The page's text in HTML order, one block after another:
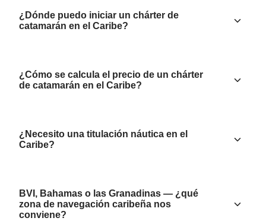
¿Dónde puedo iniciar un chárter de
catamarán en el Caribe?
¿Cómo se calcula el precio de un chárter
de catamarán en el Caribe?
¿Necesito una titulación náutica en el
Caribe?
BVI, Bahamas o las Granadinas — ¿qué
zona de navegación caribeña nos
conviene?